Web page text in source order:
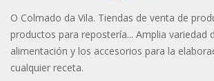
O Colmado da Vila. Tiendas de venta de
productos para repostería... Amplia variedad
alimentación y los accesorios para la
cualquier receta.